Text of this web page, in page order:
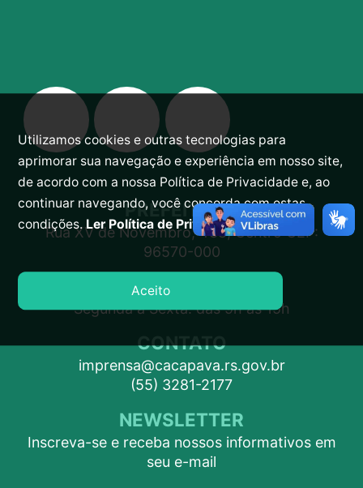
PREFEITURA
Rua XV de Novembro, 438, Centro CEP:
96570-000
ATENDIMENTO
Segunda a Sexta: das 9h às 15h
CONTATO
imprensa@cacapava.rs.gov.br
(55) 3281-2177
NEWSLETTER
Inscreva-se e receba nossos informativos em
seu e-mail
Utilizamos cookies e outras tecnologias para
aprimorar sua navegação e experiência em nosso site,
de acordo com a nossa Política de Privacidade e, ao
continuar navegando, você concorda com estas
condições.Ler Política de Privacidade.
Aceito